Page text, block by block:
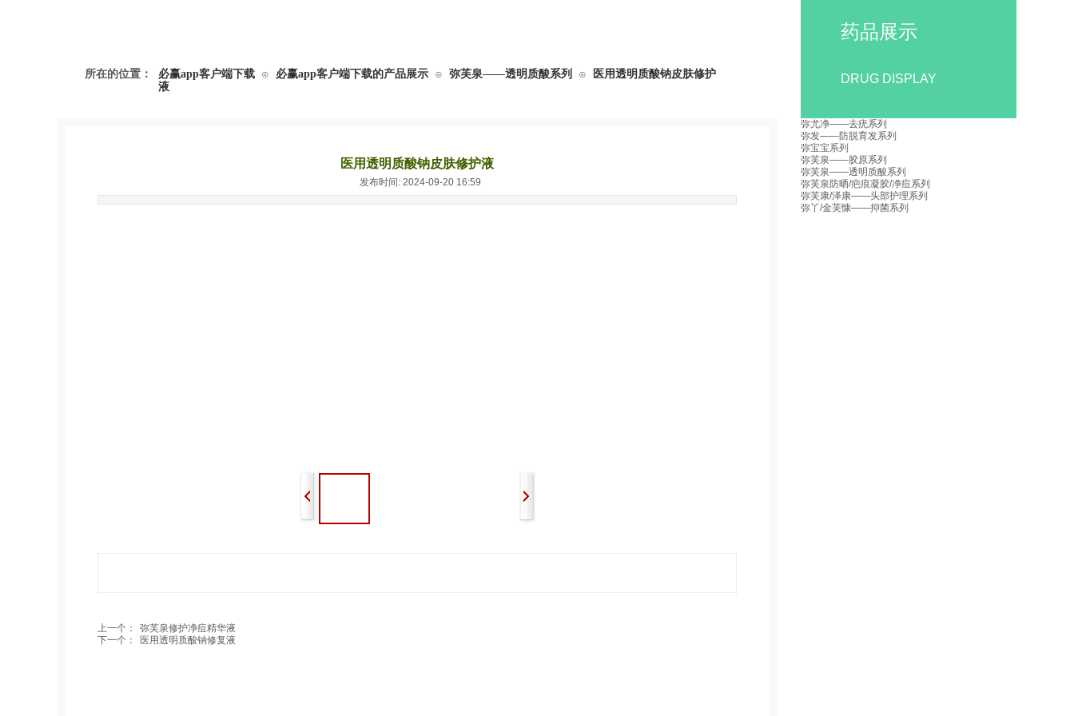
药品展示
DRUG DISPLAY
必赢app客户端下载 ⊙ 必赢app客户端下载的产品展示 ⊙ 弥芙泉——透明质酸系列 ⊙
医用透明质酸钠皮肤修护
液
所在的位置：
弥尤净——去疣系列
弥发——防脱育发系列
弥宝宝系列
弥芙泉——胶原系列
弥芙泉——透明质酸系列
弥芙泉防晒/疤痕凝胶/净痘系列
弥芙康/泽康——头部护理系列
弥丫/金芙慷——抑菌系列
医用透明质酸钠皮肤修护液
发布时间: 2024-09-20 16:59
上一个：
弥芙泉修护净痘精华液
下一个：
医用透明质酸钠修复液